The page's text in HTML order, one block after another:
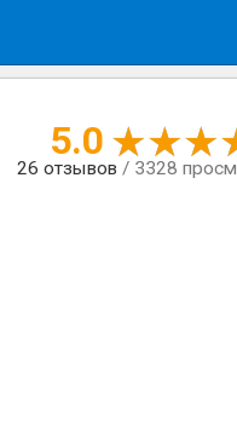
5.0
26 отзывов/ 3328